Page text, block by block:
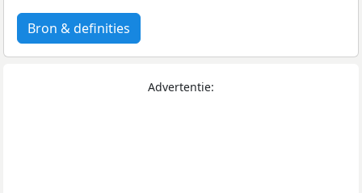
Bron & definities
Advertentie: